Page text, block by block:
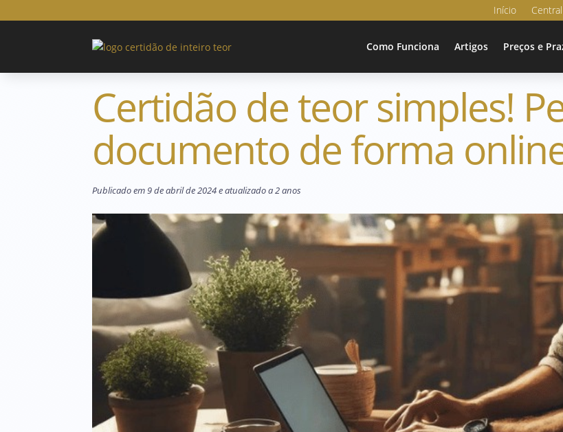
Início
Como Funciona Artigos Preços e
Certidão de teor simples!
documento de forma
Publicado em 9 de abril de 2024 e atualizado a 2 anos